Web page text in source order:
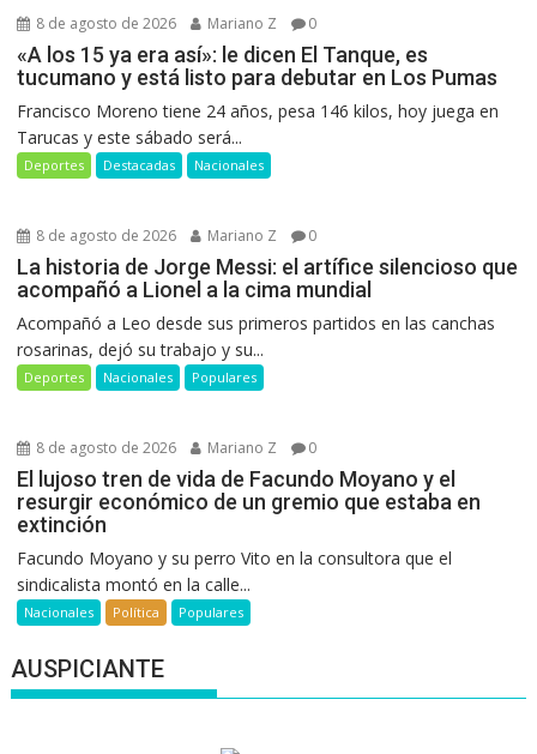
8 de agosto de 2026 Mariano Z 0
«A los 15 ya era así»: le dicen El Tanque, es
tucumano y está listo para debutar en Los Pumas
Francisco Moreno tiene 24 años, pesa 146 kilos, hoy juega en
Tarucas y este sábado será...
Deportes Destacadas Nacionales
8 de agosto de 2026 Mariano Z 0
La historia de Jorge Messi: el artífice silencioso que
acompañó a Lionel a la cima mundial
Acompañó a Leo desde sus primeros partidos en las canchas
rosarinas, dejó su trabajo y su...
Deportes Nacionales Populares
8 de agosto de 2026 Mariano Z 0
El lujoso tren de vida de Facundo Moyano y el
resurgir económico de un gremio que estaba en
extinción
Facundo Moyano y su perro Vito en la consultora que el
sindicalista montó en la calle...
Nacionales Política Populares
AUSPICIANTE